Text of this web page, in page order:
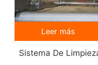
Sistema De
Leer más